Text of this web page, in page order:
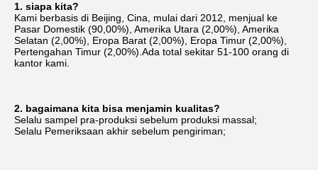
1. siapa kita?
Kami berbasis di Beijing, Cina, mulai dari 2012, menjual ke
Pasar Domestik (90,00%), Amerika Utara (2,00%), Amerika
Selatan (2,00%), Eropa Barat (2,00%), Eropa Timur (2,00%),
Pertengahan Timur (2,00%).Ada total sekitar 51-100 orang di
kantor kami.
2. bagaimana kita bisa menjamin kualitas?
Selalu sampel pra-produksi sebelum produksi massal;
Selalu Pemeriksaan akhir sebelum pengiriman;